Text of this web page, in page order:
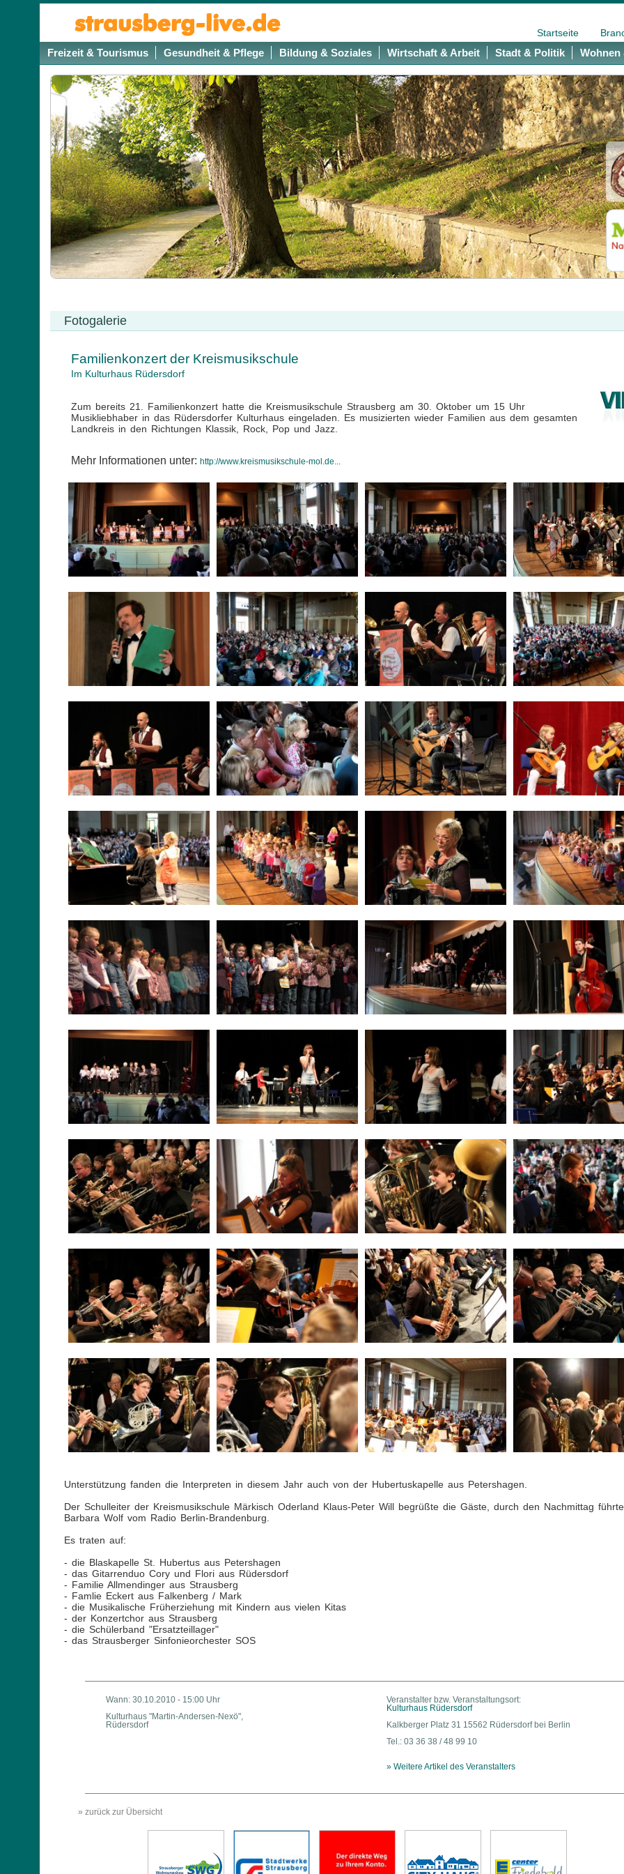
Startseite
Freizeit & Tourismus Gesundheit & Pflege Bildung & Soziales Wirtschaft & Arbeit Stadt & Politik Wohnen
Fotogalerie
Familienkonzert der Kreismusikschule
Im Kulturhaus Rüdersdorf
Zum bereits 21. Familienkonzert hatte die Kreismusikschule Strausberg am 30. Oktober um 15 Uhr
Musikliebhaber in das Rüdersdorfer Kulturhaus eingeladen. Es musizierten wieder Familien aus dem gesamten
Landkreis in den Richtungen Klassik, Rock, Pop und Jazz.
Mehr Informationen unter: http://www.kreismusikschule-mol.de...
Unterstützung fanden die Interpreten in diesem Jahr auch von der Hubertuskapelle aus Petershagen.
Der Schulleiter der Kreismusikschule Märkisch Oderland Klaus-Peter Will begrüßte die Gäste, durch den Nachmittag führte
Barbara Wolf vom Radio Berlin-Brandenburg.
Es traten auf:
- die Blaskapelle St. Hubertus aus Petershagen
- das Gitarrenduo Cory und Flori aus Rüdersdorf
- Familie Allmendinger aus Strausberg
- Famlie Eckert aus Falkenberg / Mark
- die Musikalische Früherziehung mit Kindern aus vielen Kitas
- der Konzertchor aus Strausberg
- die Schülerband "Ersatzteillager"
- das Strausberger Sinfonieorchester SOS
Wann: 30.10.2010 - 15:00 Uhr
Kulturhaus "Martin-Andersen-Nexö",
Rüdersdorf
Veranstalter bzw. Veranstaltungsort:
Kulturhaus Rüdersdorf
Kalkberger Platz 31 15562 Rüdersdorf bei Berlin
Tel.: 03 36 38 / 48 99 10
» Weitere Artikel des Veranstalters
» zurück zur Übersicht